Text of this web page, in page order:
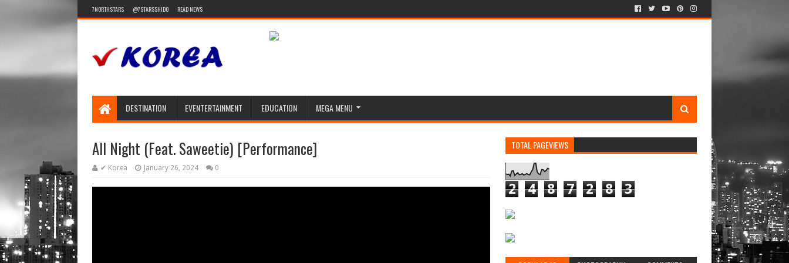
7NORTHSTARS @7STARSSHIDO READ NEWS
DESTINATION EVENTERTAINMENT EDUCATION MEGA MENU
All Night (Feat. Saweetie) [Performance]
✔ Korea January 26, 2024 0
TOTAL PAGEVIEWS
2 4 8 7 2 8 3